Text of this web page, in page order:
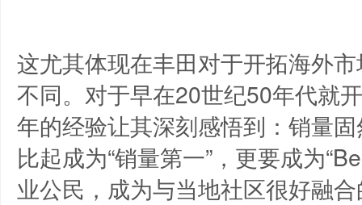
这尤其体现在丰田对于开拓海外
不同。对于早在20世纪50年代就
年的经验让其深刻感悟到：销量
比起成为“销量第一”，更要成为
业公民，成为与当地社区很好融